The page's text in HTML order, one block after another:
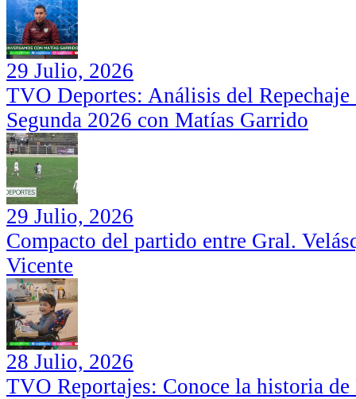
29 Julio, 2026
TVO Deportes: Análisis del
Segunda 2026 con Matías Garrido
29 Julio, 2026
Compacto del partido entre Gral.
Vicente
28 Julio, 2026
TVO Reportajes: Conoce la historia